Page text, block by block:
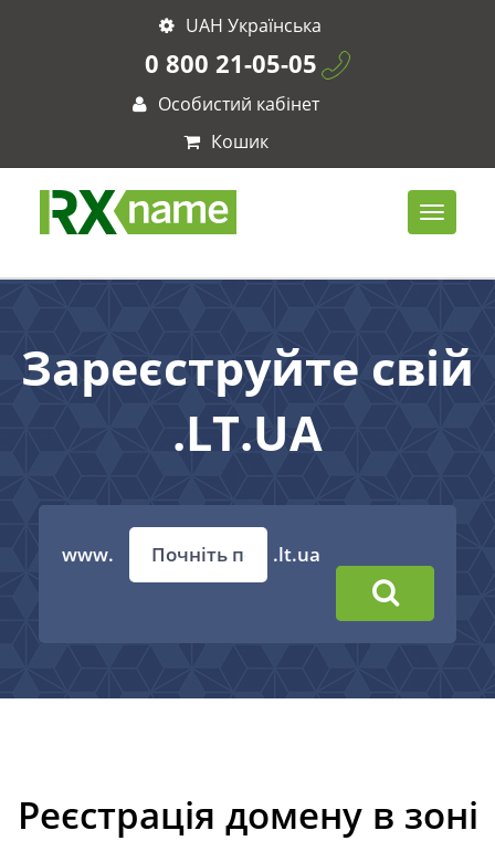
UAH Українська
0 800 21-05-05
Особистий кабінет
Кошик
Зареєструйте свій
.LT.UA
www. .lt.ua
Реєстрація домену в зоні